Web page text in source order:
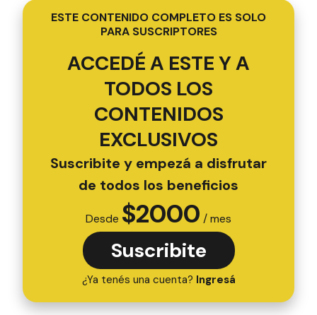
ESTE CONTENIDO COMPLETO ES SOLO
PARA SUSCRIPTORES
ACCEDÉ A ESTE Y A
TODOS LOS
CONTENIDOS
EXCLUSIVOS
Suscribite y empezá a disfrutar
de todos los beneficios
Desde $2000 / mes
Suscribite
¿Ya tenés una cuenta? Ingresá